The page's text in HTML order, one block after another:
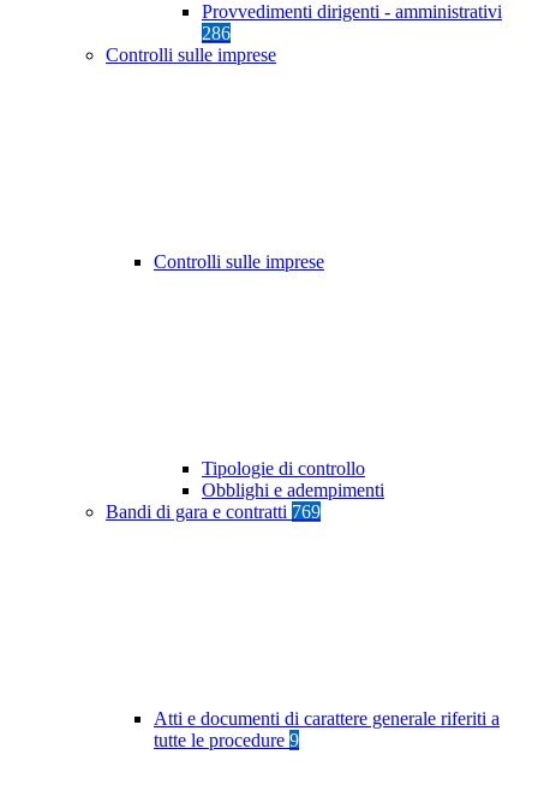
Provvedimenti dirigenti - amministrativi
286
Controlli sulle imprese
Controlli sulle imprese
Tipologie di controllo
Obblighi e adempimenti
Bandi di gara e contratti 769
Atti e documenti di carattere generale riferiti a
tutte le procedure 9